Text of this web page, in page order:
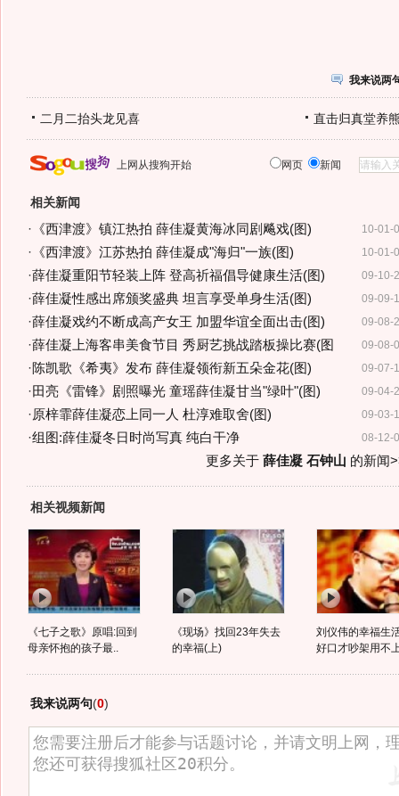
我来说两
二月二抬头龙见喜 直击归真堂养
上网从搜狗开始 网页 新闻
相关新闻
10-01-
· 《西津渡》镇江热拍 薛佳凝黄海冰同剧飚戏(图)
10-01-
· 《西津渡》江苏热拍 薛佳凝成"海归"一族(图)
09-10-
·薛佳凝重阳节轻装上阵 登高祈福倡导健康生活(图)
09-09-
·薛佳凝性感出席颁奖盛典 坦言享受单身生活(图)
09-08-
·薛佳凝戏约不断成高产女王 加盟华谊全面出击(图)
09-08-
·薛佳凝上海客串美食节目 秀厨艺挑战踏板操比赛(图
09-07-
·陈凯歌《希夷》发布 薛佳凝领衔新五朵金花(图)
09-04-
·田亮《雷锋》剧照曝光 童瑶薛佳凝甘当"绿叶"(图)
09-03-
·原梓霏薛佳凝恋上同一人 杜淳难取舍(图)
08-12-
·组图:薛佳凝冬日时尚写真 纯白干净
更多关于 薛佳凝 石钟山 的新闻
相关视频新闻
《七子之歌》原唱:回到
母亲怀抱的孩子最..
《现场》找回23年失去
的幸福(上)
刘仪伟的幸福生
好口才吵架用不
我来说两句(0)